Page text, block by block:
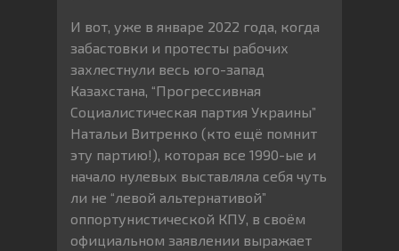
И вот, уже в январе 2022 года, когда
забастовки и протесты рабочих
захлестнули весь юго-запад
Казахстана, “Прогрессивная
Социалистическая партия Украины”
Натальи Витренко (кто ещё помнит
эту партию!), которая все 1990-ые и
начало нулевых выставляла себя чуть
ли не “левой альтернативой”
оппортунистической КПУ, в своём
официальном заявлении выражает